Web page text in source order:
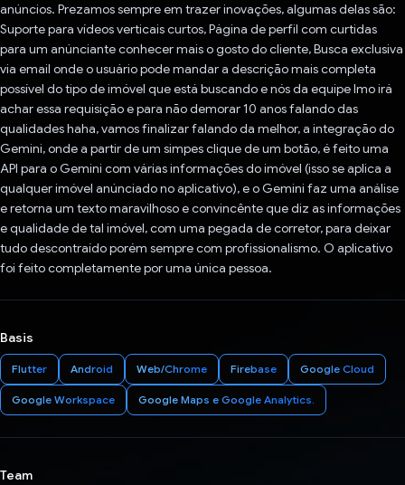
anúncios. Prezamos sempre em trazer inovações, algumas delas são:
Suporte para vídeos verticais curtos, Página de perfil com curtidas
para um anúnciante conhecer mais o gosto do cliente, Busca exclusiva
via email onde o usuário pode mandar a descrição mais completa
possível do tipo de imóvel que está buscando e nós da equipe Imo irá
achar essa requisição e para não demorar 10 anos falando das
qualidades haha, vamos finalizar falando da melhor, a integração do
Gemini, onde a partir de um simpes clique de um botão, é feito uma
API para o Gemini com várias informações do imóvel (isso se aplica a
qualquer imóvel anúnciado no aplicativo), e o Gemini faz uma análise
e retorna um texto maravilhoso e convincênte que diz as informações
e qualidade de tal imóvel, com uma pegada de corretor, para deixar
tudo descontraído porém sempre com profissionalismo. O aplicativo
foi feito completamente por uma única pessoa.
Basis
Flutter Android Web/Chrome Firebase Google Cloud
Google Workspace Google Maps e Google Analytics.
Team